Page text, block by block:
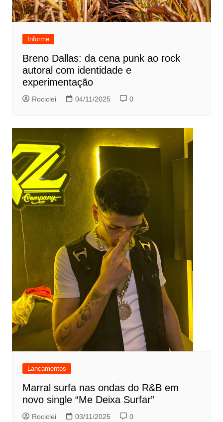
Informe
Breno Dallas: da cena punk ao rock
autoral com identidade e
experimentação
Rociclei 04/11/2025 0
Lançamentos
Marral surfa nas ondas do R&B em
novo single “Me Deixa Surfar”
Rociclei 03/11/2025 0